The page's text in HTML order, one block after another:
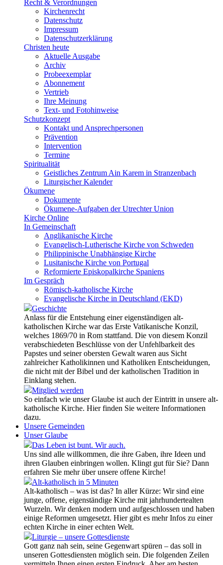
Recht & Verordnungen
Kirchenrecht
Datenschutz
Impressum
Datenschutzerklärung
Christen heute
Aktuelle Ausgabe
Archiv
Probeexemplar
Abonnement
Vertrieb
Ihre Meinung
Text- und Fotohinweise
Schutzkonzept
Kontakt und Ansprechpersonen
Prävention
Intervention
Termine
Spiritualität
Geistliches Zentrum Ain Karem in Stranzenbach
Liturgischer Kalender
Ökumene
Dokumente
Ökumene-Aufgaben der Utrechter Union
Kirche Online
In Gemeinschaft
Anglikanische Kirche
Evangelisch-Lutherische Kirche von Schweden
Philippinische Unabhängige Kirche
Lusitanische Kirche von Portugal
Reformierte Episkopalkirche Spaniens
Im Gespräch
Römisch-katholische Kirche
Evangelische Kirche in Deutschland (EKD)
Geschichte
Anlass für die Entstehung einer eigenständigen alt-
katholischen Kirche war das Erste Vatikanische Konzil,
welches 1869/70 in Rom stattfand. Die von diesem Konzil
verabschiedeten Beschlüsse von der Unfehlbarkeit des
Papstes und seiner obersten Gewalt waren aus Sicht
zahlreicher Katholikinnen und Katholiken Entscheidungen,
die nicht mit der Bibel und der katholischen Tradition in
Einklang stehen.
Mitglied werden
So einfach wie unser Glaube ist auch der Eintritt in unsere alt-
katholische Kirche. Hier finden Sie weitere Informationen
dazu.
Unsere Gemeinden
Unser Glaube
Das Leben ist bunt. Wir auch.
Uns sind alle willkommen, die ihre Gaben, ihre Ideen und
ihren Glauben einbringen wollen. Klingt gut für Sie? Dann
erfahren Sie mehr über unsere offene Kirche!
Alt-katholisch in 5 Minuten
Alt-katholisch – was ist das? In aller Kürze: Wir sind eine
junge, offene, eigenständige Kirche mit jahrhundertealten
Wurzeln. Wir denken modern und aufgeschlossen und haben
einige Reformen umgesetzt. Hier gibt es mehr Infos zu einer
echten Kirche in einer echten Welt.
Liturgie – unsere Gottesdienste
Gott ganz nah sein, seine Gegenwart spüren – das soll in
unseren Gottesdiensten möglich sein. Die folgenden Zeilen